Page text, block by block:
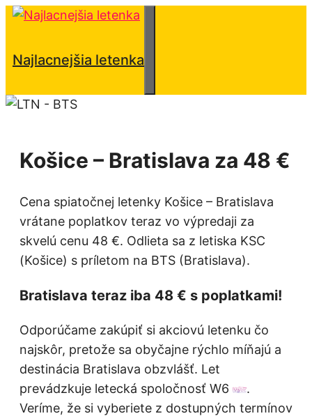
Preskočiť
obsah
Najlacnejšia letenka
Košice – Bratislava za 48 €
Cena spiatočnej letenky Košice – Bratislava
vrátane poplatkov teraz vo výpredaji za
skvelú cenu 48 €. Odlieta sa z letiska KSC
(Košice) s príletom na BTS (Bratislava).
Bratislava teraz iba 48 € s poplatkami!
Odporúčame zakúpiť si akciovú letenku čo
najskôr, pretože sa obyčajne rýchlo míňajú a
destinácia Bratislava obzvlášť. Let
prevádzkuje letecká spoločnosť W6
.
Veríme, že si vyberiete z dostupných termínov